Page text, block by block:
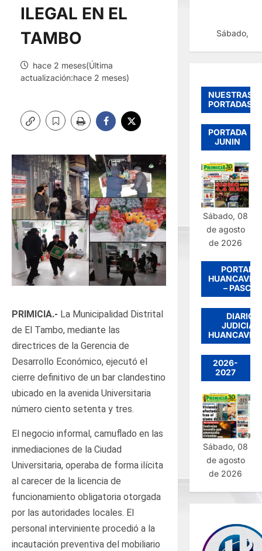
ILEGAL EN EL
TAMBO
hace 2 meses(Última
actualización:hace 2 meses)
PRIMICIA.- La Municipalidad Distrital
de El Tambo, mediante las
directrices de la Gerencia de
Desarrollo Económico, ejecutó el
cierre definitivo de un bar clandestino
ubicado en la avenida Universitaria
número ciento setenta y tres.
El negocio informal, camuflado en las
inmediaciones de la Ciudad
Universitaria, operaba de forma ilícita
al carecer de la licencia de
funcionamiento obligatoria otorgada
por las autoridades locales. El
personal interviniente procedió a la
incautación preventiva del mobiliario
Sábado,
NUESTRAS
PORTADAS
PORTADA
JUNIN
Sábado, 08
de agosto
de 2026
PORTADA
– PASCO
DIARIO
JUDICIAL
2026-
2027
Sábado, 08
de agosto
de 2026